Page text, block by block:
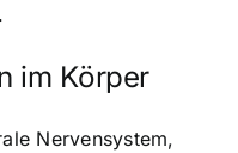
im Körper
Nervensystem,